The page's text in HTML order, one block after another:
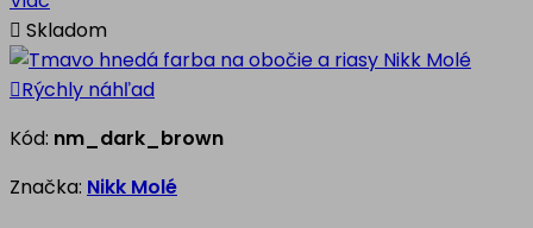
 Skladom
Rýchly náhľad
Kód: nm_dark_brown
Značka: Nikk Molé